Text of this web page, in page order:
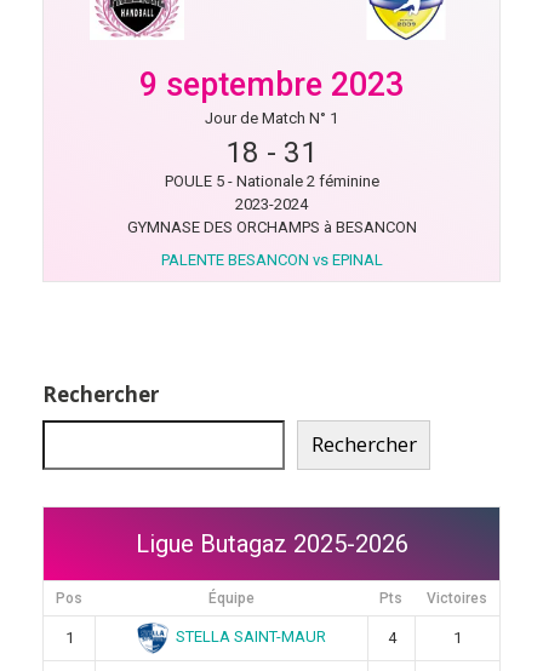
9 septembre 2023
Jour de Match N° 1
18 - 31
POULE 5 - Nationale 2 féminine
2023-2024
GYMNASE DES ORCHAMPS à BESANCON
PALENTE BESANCON vs EPINAL
Rechercher
Rechercher
Ligue Butagaz 2025-2026
Pos Équipe Pts Victoires
1 STELLA SAINT-MAUR 4 1